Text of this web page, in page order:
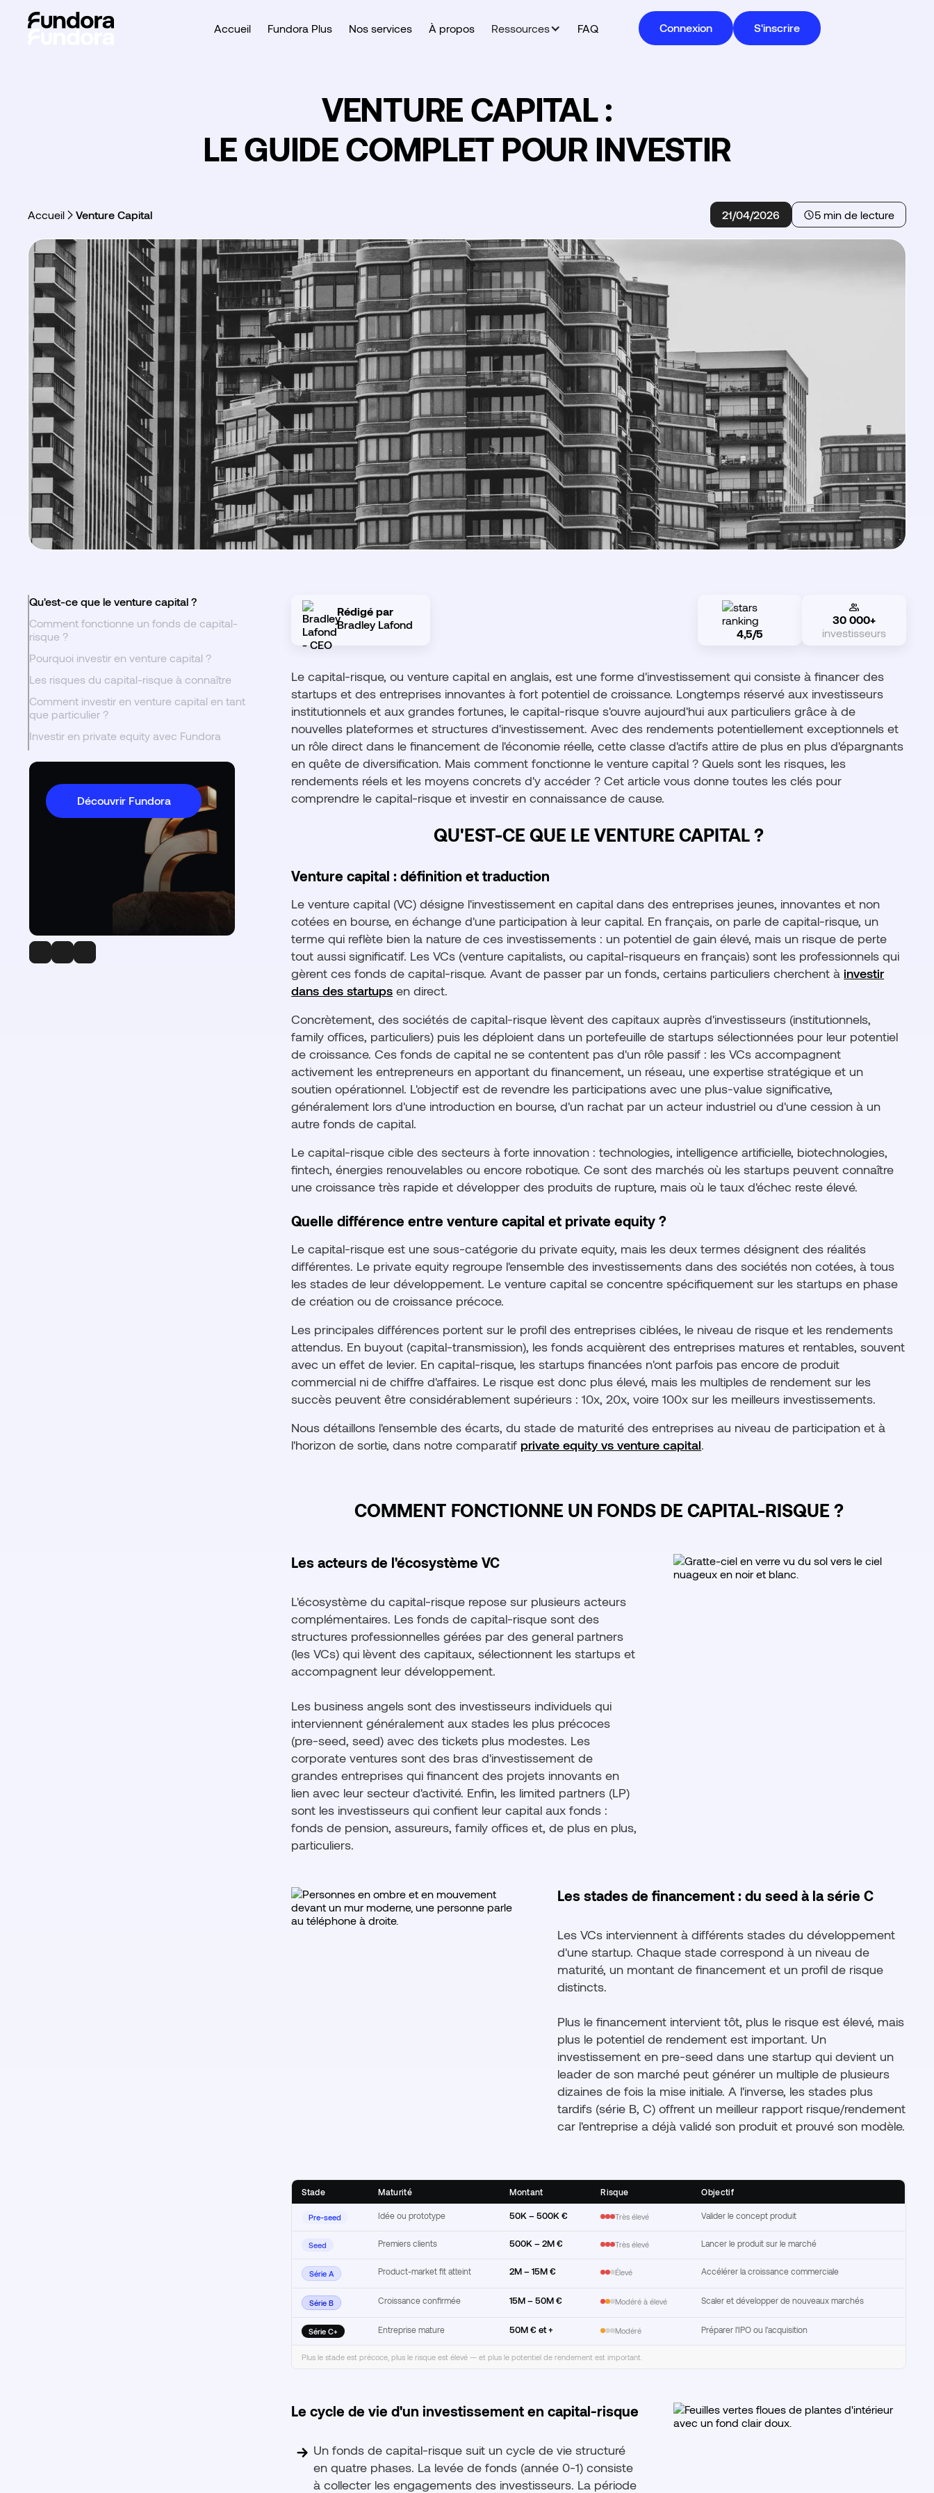
Accueil Fundora Plus Nos services À propos Ressources FAQ Connexion S'inscrire
VENTURE CAPITAL :
LE GUIDE COMPLET POUR INVESTIR
Accueil Venture Capital 21/04/2026 5 min de lecture
Qu'est-ce que le venture capital ?
Comment fonctionne un fonds de capital-
risque ?
Pourquoi investir en venture capital ?
Les risques du capital-risque à connaître
Comment investir en venture capital en tant
que particulier ?
Investir en private equity avec Fundora
Découvrir Fundora
Rédigé par
Bradley Lafond
4,5/5
30 000+
investisseurs
Le capital-risque, ou venture capital en anglais, est une forme d'investissement qui consiste à financer des
startups et des entreprises innovantes à fort potentiel de croissance. Longtemps réservé aux investisseurs
institutionnels et aux grandes fortunes, le capital-risque s'ouvre aujourd'hui aux particuliers grâce à de
nouvelles plateformes et structures d'investissement. Avec des rendements potentiellement exceptionnels et
un rôle direct dans le financement de l'économie réelle, cette classe d'actifs attire de plus en plus d'épargnants
en quête de diversification. Mais comment fonctionne le venture capital ? Quels sont les risques, les
rendements réels et les moyens concrets d'y accéder ? Cet article vous donne toutes les clés pour
comprendre le capital-risque et investir en connaissance de cause.
QU'EST-CE QUE LE VENTURE CAPITAL ?
Venture capital : définition et traduction
Le venture capital (VC) désigne l'investissement en capital dans des entreprises jeunes, innovantes et non
cotées en bourse, en échange d'une participation à leur capital. En français, on parle de capital-risque, un
terme qui reflète bien la nature de ces investissements : un potentiel de gain élevé, mais un risque de perte
tout aussi significatif. Les VCs (venture capitalists, ou capital-risqueurs en français) sont les professionnels qui
gèrent ces fonds de capital-risque. Avant de passer par un fonds, certains particuliers cherchent àinvestir
dans des startups en direct.
Concrètement, des sociétés de capital-risque lèvent des capitaux auprès d'investisseurs (institutionnels,
family offices, particuliers) puis les déploient dans un portefeuille de startups sélectionnées pour leur potentiel
de croissance. Ces fonds de capital ne se contentent pas d'un rôle passif : les VCs accompagnent
activement les entrepreneurs en apportant du financement, un réseau, une expertise stratégique et un
soutien opérationnel. L'objectif est de revendre les participations avec une plus-value significative,
généralement lors d'une introduction en bourse, d'un rachat par un acteur industriel ou d'une cession à un
autre fonds de capital.
Le capital-risque cible des secteurs à forte innovation : technologies, intelligence artificielle, biotechnologies,
fintech, énergies renouvelables ou encore robotique. Ce sont des marchés où les startups peuvent connaître
une croissance très rapide et développer des produits de rupture, mais où le taux d'échec reste élevé.
Quelle différence entre venture capital et private equity ?
Le capital-risque est une sous-catégorie du private equity, mais les deux termes désignent des réalités
différentes. Le private equity regroupe l'ensemble des investissements dans des sociétés non cotées, à tous
les stades de leur développement. Le venture capital se concentre spécifiquement sur les startups en phase
de création ou de croissance précoce.
Les principales différences portent sur le profil des entreprises ciblées, le niveau de risque et les rendements
attendus. En buyout (capital-transmission), les fonds acquièrent des entreprises matures et rentables, souvent
avec un effet de levier. En capital-risque, les startups financées n'ont parfois pas encore de produit
commercial ni de chiffre d'affaires. Le risque est donc plus élevé, mais les multiples de rendement sur les
succès peuvent être considérablement supérieurs : 10x, 20x, voire 100x sur les meilleurs investissements.
Nous détaillons l'ensemble des écarts, du stade de maturité des entreprises au niveau de participation et à
l'horizon de sortie, dans notre comparatif private equity vs venture capital.
COMMENT FONCTIONNE UN FONDS DE CAPITAL-RISQUE ?
Les acteurs de l'écosystème VC
L'écosystème du capital-risque repose sur plusieurs acteurs
complémentaires. Les fonds de capital-risque sont des
structures professionnelles gérées par des general partners
(les VCs) qui lèvent des capitaux, sélectionnent les startups et
accompagnent leur développement.
Les business angels sont des investisseurs individuels qui
interviennent généralement aux stades les plus précoces
(pre-seed, seed) avec des tickets plus modestes. Les
corporate ventures sont des bras d'investissement de
grandes entreprises qui financent des projets innovants en
lien avec leur secteur d'activité. Enfin, les limited partners (LP)
sont les investisseurs qui confient leur capital aux fonds :
fonds de pension, assureurs, family offices et, de plus en plus,
particuliers.
Les stades de financement : du seed à la série C
Les VCs interviennent à différents stades du développement
d'une startup. Chaque stade correspond à un niveau de
maturité, un montant de financement et un profil de risque
distincts.
Plus le financement intervient tôt, plus le risque est élevé, mais
plus le potentiel de rendement est important. Un
investissement en pre-seed dans une startup qui devient un
leader de son marché peut générer un multiple de plusieurs
dizaines de fois la mise initiale. A l'inverse, les stades plus
tardifs (série B, C) offrent un meilleur rapport risque/rendement
car l'entreprise a déjà validé son produit et prouvé son modèle.
Stade Maturité Montant Risque Objectif
Pre-seed Idée ou prototype 50K – 500K € Très élevé Valider le concept produit
Seed Premiers clients 500K – 2M € Très élevé Lancer le produit sur le marché
Série A Product-market fit atteint 2M – 15M € Élevé Accélérer la croissance commerciale
Série B Croissance confirmée 15M – 50M € Modéré à élevé Scaler et développer de nouveaux marchés
Série C+ Entreprise mature 50M € et + Modéré Préparer l'IPO ou l'acquisition
Plus le stade est précoce, plus le risque est élevé — et plus le potentiel de rendement est important.
Le cycle de vie d'un investissement en capital-risque
Un fonds de capital-risque suit un cycle de vie structuré
en quatre phases. La levée de fonds (année 0-1) consiste
à collecter les engagements des investisseurs. La période